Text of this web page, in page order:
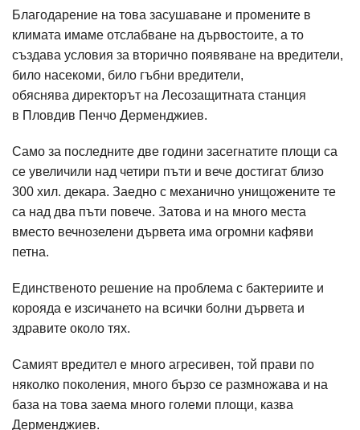
Благодарение на това засушаване и промените в
климата имаме отслабване на дървостоите, а то
създава условия за вторично появяване на вредители,
било насекоми, било гъбни вредители,
обяснява директорът на Лесозащитната станция
в Пловдив Пенчо Дерменджиев.
Само за последните две години засегнатите площи са
се увеличили над четири пъти и вече достигат близо
300 хил. декара. Заедно с механично унищожените те
са над два пъти повече. Затова и на много места
вместо вечнозелени дървета има огромни кафяви
петна.
Единственото решение на проблема с бактериите и
корояда е изсичането на всички болни дървета и
здравите около тях.
Самият вредител е много агресивен, той прави по
няколко поколения, много бързо се размножава и на
база на това заема много големи площи, казва
Дерменджиев.